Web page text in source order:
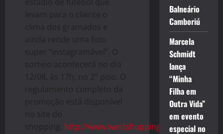
levam para o cliente o
clima dos gramados e
ainda rende uma foto
super “instagramável”. O
sorteio acontecerá no dia
12/08, às 17h, no 2° piso. O
regulamento completo da
promoção está disponível
no site do
shopping. http://www.westshopping.com.br/
Balneário
Camboriú
Marcela
Schmidt
lança
“Minha
Filha em
Outra Vida”
em evento
especial no